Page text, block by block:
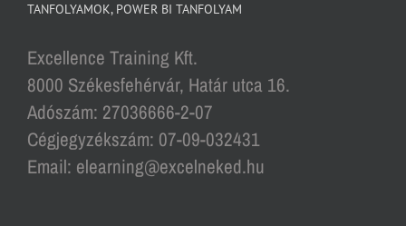
TANFOLYAMOK, POWER BI TANFOLYAM
Excellence Training Kft.
8000 Székesfehérvár, Határ utca 16.
Adószám: 27036666-2-07
Cégjegyzékszám: 07-09-032431
Email: elearning@excelneked.hu